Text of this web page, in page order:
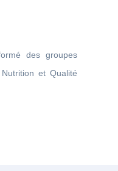
des groupes
et Qualité